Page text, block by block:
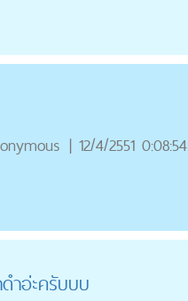
| 12/4/2551 0:08:54
ำอ่ะครับบบ